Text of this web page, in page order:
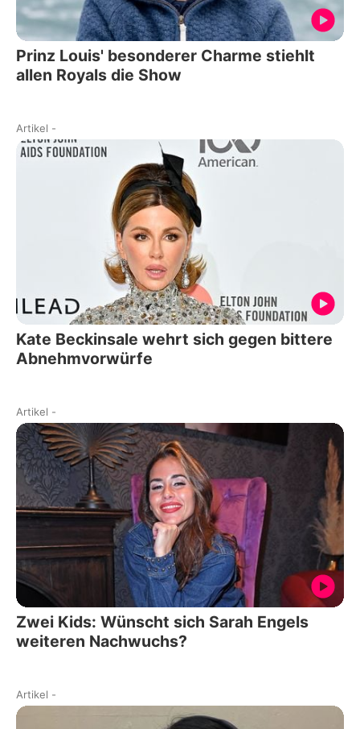
Prinz Louis' besonderer Charme stiehlt
allen Royals die Show
Artikel -
Kate Beckinsale wehrt sich gegen bittere
Abnehmvorwürfe
Artikel -
Zwei Kids: Wünscht sich Sarah Engels
weiteren Nachwuchs?
Artikel -